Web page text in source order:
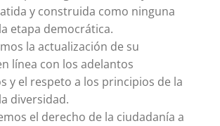
y construida como ninguna
etapa democrática.
la actualización de su
línea con los adelantos
y el respeto a los principios de la
diversidad.
el derecho de la ciudadanía a